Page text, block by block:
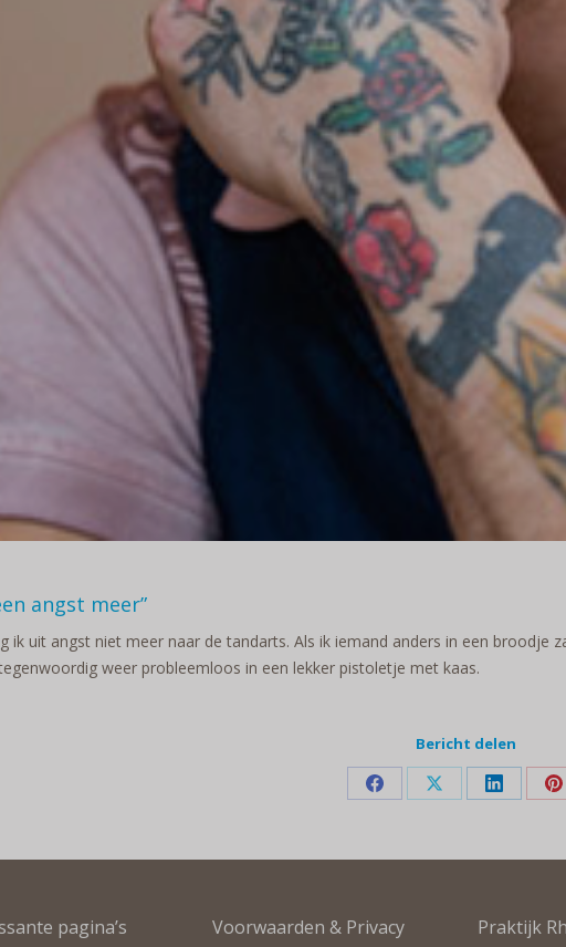
angst meer”
ik uit angst niet meer naar de tandarts. Als ik iemand anders in een broodje
weer probleemloos in een lekker pistoletje met kaas.
Bericht delen
Deel
Facebook
Deel
X
Deel
LinkedIn
pagina’s Voorwaarden & Privacy Praktijk